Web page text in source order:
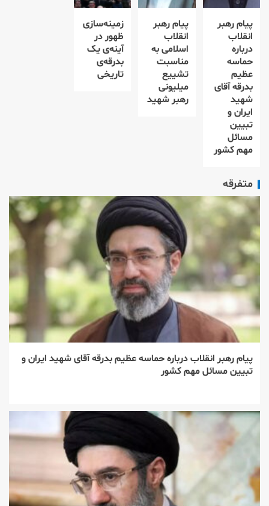
پیام رهبر
انقلاب
درباره
حماسه
عظیم
بدرقه آقای
شهید
ایران و
تبیین
مسائل
مهم کشور
پیام رهبر
انقلاب
اسلامی به
مناسبت
تشییع
میلیونی
رهبر شهید
زمینه‌سازی
ظهور در
آینه‌ی یک
بدرقه‌ی
تاریخی
متفرقه
پیام رهبر انقلاب درباره حماسه عظیم بدرقه آقای شهید ایران و
تبیین مسائل مهم کشور